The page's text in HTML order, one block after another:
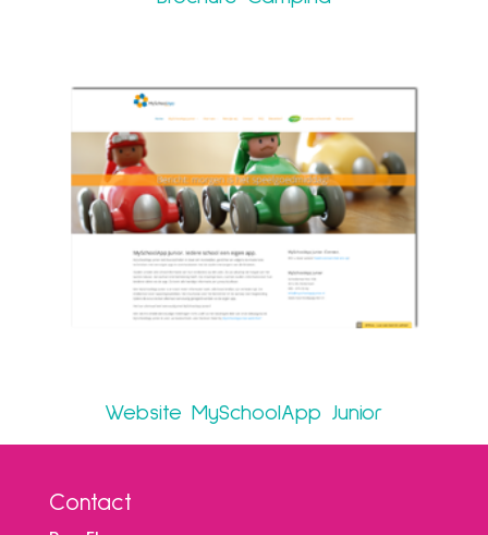
Website MySchoolApp Junior
Contact